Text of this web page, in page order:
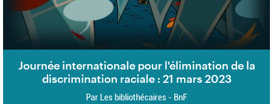
Journée internationale pour l'élimination de la
discrimination raciale : 21 mars 2023
Par Les bibliothécaires - BnF